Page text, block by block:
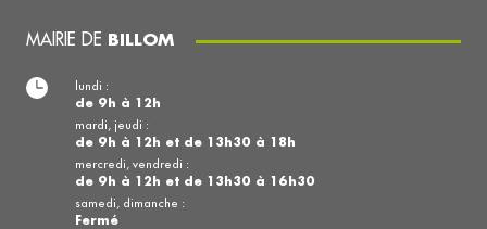
MAIRIE DE BILLOM
lundi :
de 9h à 12h
mardi, jeudi :
de 9h à 12h et de 13h30 à 18h
mercredi, vendredi :
de 9h à 12h et de 13h30 à 16h30
samedi, dimanche :
Fermé